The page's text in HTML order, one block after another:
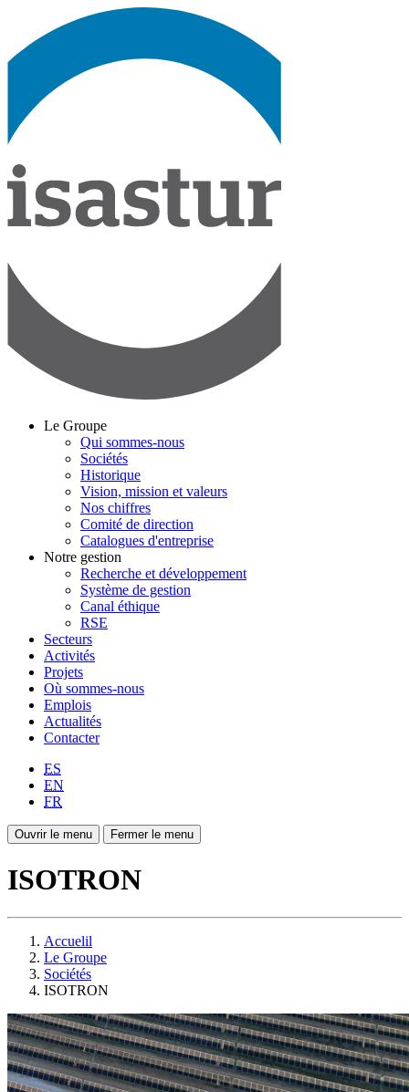
Le Groupe
Qui sommes-nous
Sociétés
Historique
Vision, mission et valeurs
Nos chiffres
Comité de direction
Catalogues d'entreprise
Notre gestion
Recherche et développement
Système de gestion
Canal éthique
RSE
Secteurs
Activités
Projets
Où sommes-nous
Emplois
Actualités
Contacter
ES
EN
FR
Ouvrir le menu Fermer le menu
ISOTRON
Accuelil
Le Groupe
Sociétés
ISOTRON